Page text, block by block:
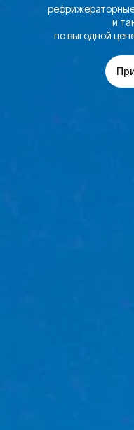
и
по выгодной